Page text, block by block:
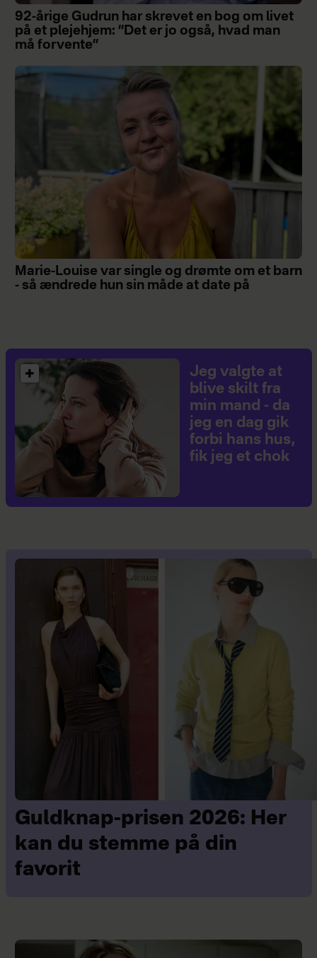
92-årige Gudrun har skrevet en bog om livet
på et plejehjem: ”Det er jo også, hvad man
må forvente”
Marie-Louise var single og drømte om et barn
- så ændrede hun sin måde at date på
Jeg valgte at
blive skilt fra
min mand - da
jeg en dag gik
forbi hans hus,
fik jeg et chok
Guldknap-prisen 2026: Her
kan du stemme på din
favorit